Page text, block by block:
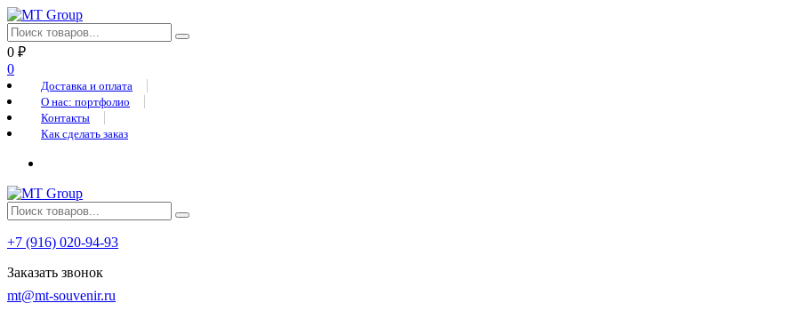
0 ₽
0
Доставка и оплата
О нас: портфолио
Контакты
Как сделать заказ
+7 (916) 020-94-93
Заказать звонок
mt@mt-souvenir.ru